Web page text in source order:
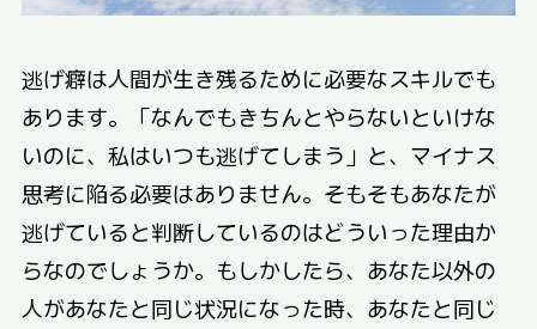
逃げ癖は人間が生き残るために必要なスキルでも
あります。「なんでもきちんとやらないといけな
いのに、私はいつも逃げてしまう」と、マイナス
思考に陥る必要はありません。そもそもあなたが
逃げていると判断しているのはどういった理由か
らなのでしょうか。もしかしたら、あなた以外の
人があなたと同じ状況になった時、あなたと同じ